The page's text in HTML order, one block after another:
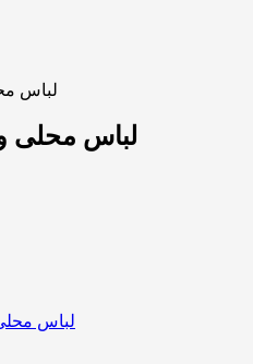
لباس
لباس محلی